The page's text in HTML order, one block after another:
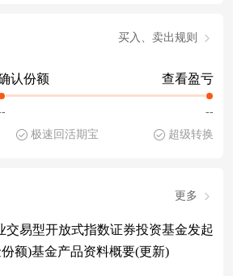
买入、卖出规则
认份额 查看盈亏
--
极速回活期宝 超级转换
更多
交易型开放式指数证券投资基金发起
额)基金产品资料概要(更新)